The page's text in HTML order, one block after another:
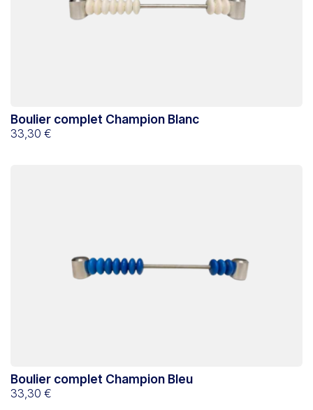
Boulier complet Champion Blanc
33,30 €
Boulier complet Champion Bleu
33,30 €